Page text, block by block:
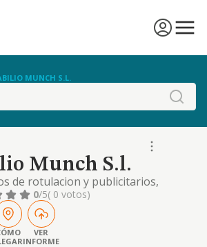
MUNCH S.L.
Munch S.l.
de rotulacion y publicitarios,
de vallas publicitarias, venta de
para publicidad y rotulacion.
de diseno industrial
0/5( 0 votos)
VER
INFORME